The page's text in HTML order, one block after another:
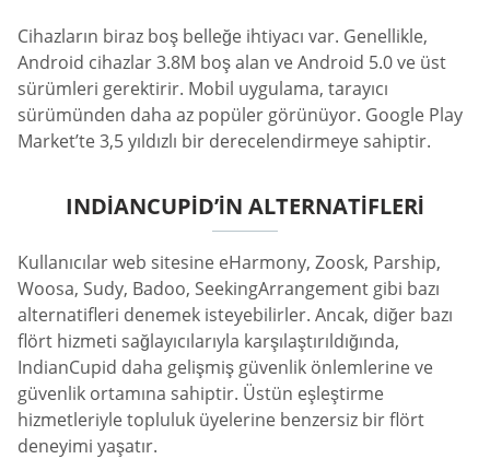
Cihazların biraz boş belleğe ihtiyacı var. Genellikle,
Android cihazlar 3.8M boş alan ve Android 5.0 ve üst
sürümleri gerektirir. Mobil uygulama, tarayıcı
sürümünden daha az popüler görünüyor. Google Play
Market’te 3,5 yıldızlı bir derecelendirmeye sahiptir.
INDIANCUPID’IN ALTERNATIFLERI
Kullanıcılar web sitesine eHarmony, Zoosk, Parship,
Woosa, Sudy, Badoo, SeekingArrangement gibi bazı
alternatifleri denemek isteyebilirler. Ancak, diğer bazı
flört hizmeti sağlayıcılarıyla karşılaştırıldığında,
IndianCupid daha gelişmiş güvenlik önlemlerine ve
güvenlik ortamına sahiptir. Üstün eşleştirme
hizmetleriyle topluluk üyelerine benzersiz bir flört
deneyimi yaşatır.